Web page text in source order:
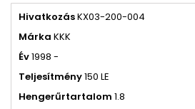
HivatkozásKX03-200-004
Márka KKK
Év1998 -
Teljesítmény150 LE
Hengerűrtartalom 1.8